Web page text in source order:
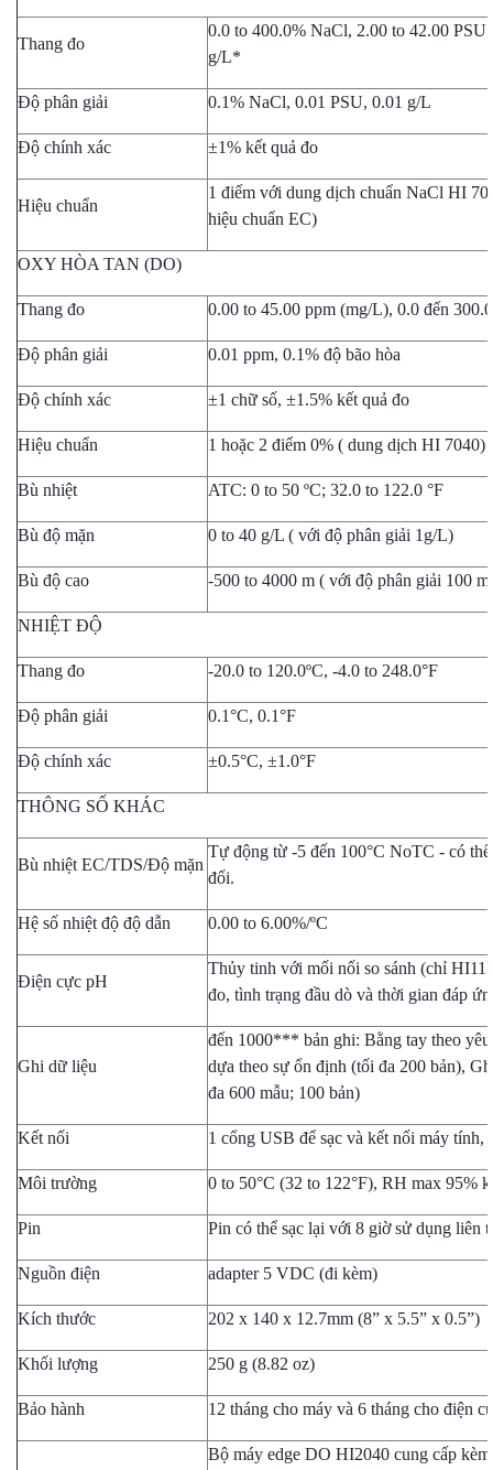
Thang đo
0.0 to 400.0% NaCl, 2.00 to 42.00
g/L*
Độ phân giải 0.1% NaCl, 0.01 PSU, 0.01 g/L
Độ chính xác ±1% kết quả đo
Hiệu chuẩn
1 điểm với dung dịch chuẩn NaCl HI
hiệu chuẩn EC)
OXY HÒA TAN (DO)
Thang đo 0.00 to 45.00 ppm (mg/L), 0.0 đến
Độ phân giải 0.01 ppm, 0.1% độ bão hòa
Độ chính xác ±1 chữ số, ±1.5% kết quả đo
Hiệu chuẩn 1 hoặc 2 điểm 0% ( dung dịch HI
Bù nhiệt ATC: 0 to 50 ºC; 32.0 to 122.0 °F
Bù độ mặn 0 to 40 g/L ( với độ phân giải 1g/L)
Bù độ cao -500 to 4000 m ( với độ phân giải 100 m
NHIỆT ĐỘ
Thang đo -20.0 to 120.0ºC, -4.0 to 248.0°F
Độ phân giải 0.1°C, 0.1°F
Độ chính xác ±0.5°C, ±1.0°F
THÔNG SỐ KHÁC
Bù nhiệt EC/TDS/Độ mặn
Tự động từ -5 đến 100°C NoTC - có
đối.
Hệ số nhiệt độ độ dẫn 0.00 to 6.00%/ºC
Điện cực pH
Thủy tinh với mối nối so sánh (chỉ
đo, tình trạng đầu dò và thời gian đáp
Ghi dữ liệu
đến 1000*** bản ghi: Bằng tay theo
dựa theo sự ổn định (tối đa 200 bản),
đa 600 mẫu; 100 bản)
Kết nối 1 cổng USB để sạc và kết nối máy
Môi trường 0 to 50°C (32 to 122°F), RH max 95%
Pin Pin có thể sạc lại với 8 giờ sử dụng liên
Nguồn điện adapter 5 VDC (đi kèm)
Kích thước 202 x 140 x 12.7mm (8” x 5.5” x 0.5”)
Khối lượng 250 g (8.82 oz)
Bảo hành 12 tháng cho máy và 6 tháng cho điện
Bộ máy edge DO HI2040 cung cấp